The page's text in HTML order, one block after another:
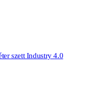
szett Industry 4.0